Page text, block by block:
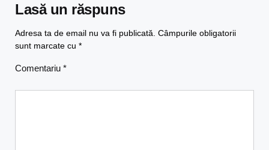
Lasă un răspuns
Adresa ta de email nu va fi publicată. Câmpurile obligatorii
sunt marcate cu *
Comentariu *